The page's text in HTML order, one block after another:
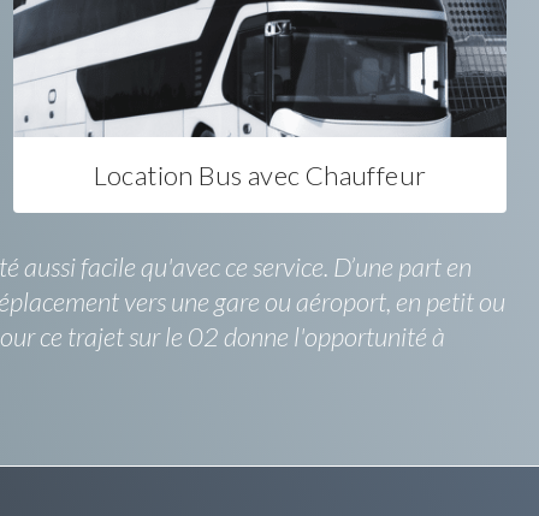
Location Bus avec Chauffeur
facile qu'avec ce service. D’une part en
vers une gare ou aéroport, en petit ou
ce trajet sur le 02 donne l'opportunité à